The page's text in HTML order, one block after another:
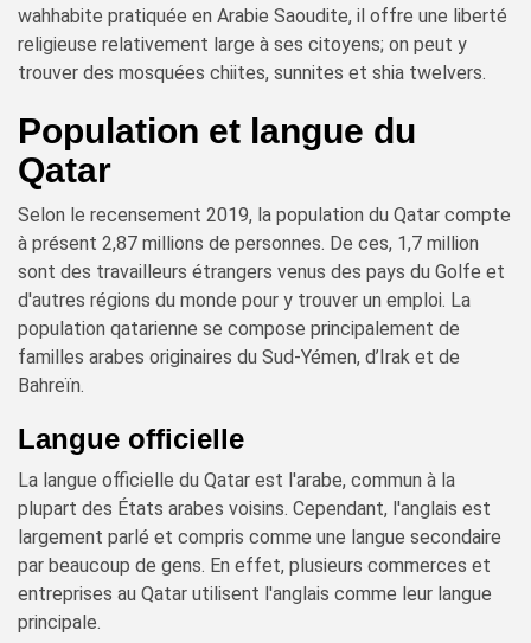
wahhabite pratiquée en Arabie Saoudite, il offre une liberté
religieuse relativement large à ses citoyens; on peut y
trouver des mosquées chiites, sunnites et shia twelvers.
Population et langue du
Qatar
Selon le recensement 2019, la population du Qatar compte
à présent 2,87 millions de personnes. De ces, 1,7 million
sont des travailleurs étrangers venus des pays du Golfe et
d'autres régions du monde pour y trouver un emploi. La
population qatarienne se compose principalement de
familles arabes originaires du Sud-Yémen, d’Irak et de
Bahreïn.
Langue officielle
La langue officielle du Qatar est l'arabe, commun à la
plupart des États arabes voisins. Cependant, l'anglais est
largement parlé et compris comme une langue secondaire
par beaucoup de gens. En effet, plusieurs commerces et
entreprises au Qatar utilisent l'anglais comme leur langue
principale.